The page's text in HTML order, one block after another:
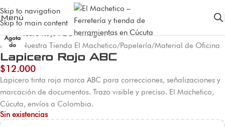
Skip to navigation
Skip to main content
Menú
Agota
do
Inicio Nuestra Tienda El Machetico/Papelería/Material de Oficina
Lapicero Rojo ABC
$12.000
Lapicero tinta roja marca ABC para correcciones, señalizaciones y
marcación de documentos. Trazo visible y preciso. El Machetico,
Cúcuta, envíos a Colombia.
Sin existencias